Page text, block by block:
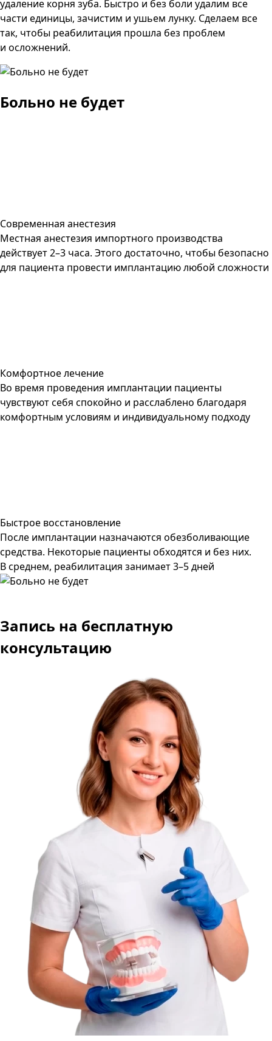
удаление корня зуба. Быстро и без боли удалим все
части единицы, зачистим и ушьем лунку. Сделаем все
так, чтобы реабилитация прошла без проблем
и осложнений.
Больно не будет
Современная анестезия
Местная анестезия импортного производства
действует 2–3 часа. Этого достаточно, чтобы безопасно
для пациента провести имплантацию любой сложности
Комфортное лечение
Во время проведения имплантации пациенты
чувствуют себя спокойно и расслаблено благодаря
комфортным условиям и индивидуальному подходу
Быстрое восстановление
После имплантации назначаются обезболивающие
средства. Некоторые пациенты обходятся и без них.
В среднем, реабилитация занимает 3–5 дней
Запись на бесплатную
консультацию